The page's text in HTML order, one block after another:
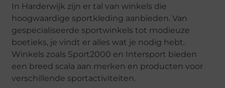
In Harderwijk zijn er tal van winkels die
hoogwaardige sportkleding aanbieden. Van
gespecialiseerde sportwinkels tot modieuze
boetieks, je vindt er alles wat je nodig hebt.
Winkels zoals Sport2000 en Intersport bieden
een breed scala aan merken en producten voor
verschillende sportactiviteiten.